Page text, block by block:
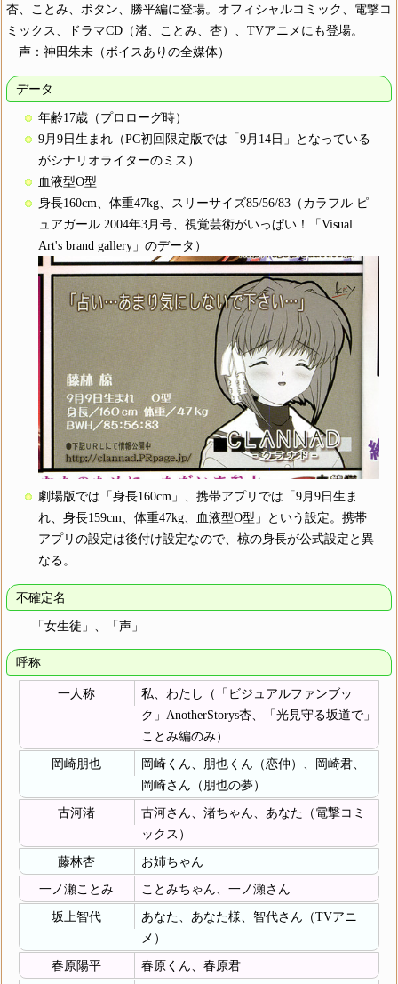
杏、ことみ、ボタン、勝平編に登場。オフィシャルコミック、電撃コ
ミックス、ドラマCD（渚、ことみ、杏）、TVアニメにも登場。
声：神田朱未（ボイスありの全媒体）
データ
年齢17歳（プロローグ時）
9月9日生まれ（PC初回限定版では「9月14日」となっている
がシナリオライターのミス）
血液型O型
身長160cm、体重47kg、スリーサイズ85/56/83（カラフル ピ
ュアガール 2004年3月号、視覚芸術がいっぱい！「Visual
Art's brand gallery」のデータ）
劇場版では「身長160cm」、携帯アプリでは「9月9日生ま
れ、身長159cm、体重47kg、血液型O型」という設定。携帯
アプリの設定は後付け設定なので、椋の身長が公式設定と異
なる。
不確定名
「女生徒」、「声」
呼称
一人称
私、わたし（「ビジュアルファンブッ
ク」AnotherStorys杏、「光見守る坂道で」
ことみ編のみ）
岡崎朋也
岡崎くん、朋也くん（恋仲）、岡崎君、
岡崎さん（朋也の夢）
古河渚
古河さん、渚ちゃん、あなた（電撃コミ
ックス）
藤林杏
お姉ちゃん
一ノ瀬ことみ
ことみちゃん、一ノ瀬さん
坂上智代
あなた、あなた様、智代さん（TVアニ
メ）
春原陽平
春原くん、春原君